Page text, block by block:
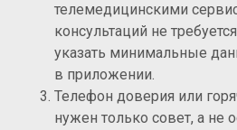
телемедицинскими
консультаций не
указать минимальные
в приложении.
Телефон доверия или
нужен только совет, а не